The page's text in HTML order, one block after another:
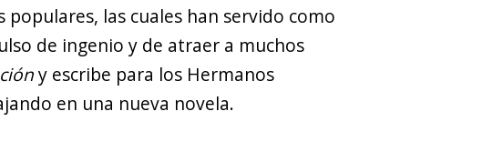
populares, las cuales han servido como
de ingenio y de atraer a muchos
y escribe para los Hermanos
en una nueva novela.